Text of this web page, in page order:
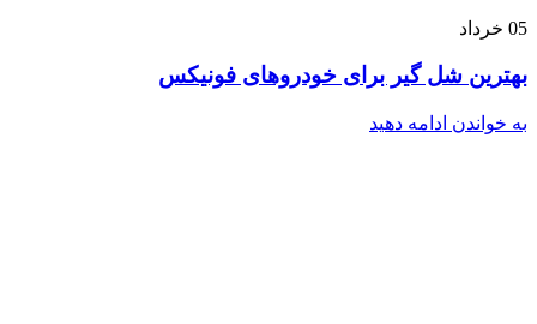
05 خرداد
بهترین شل گیر برای خودروهای فونیکس
به خواندن ادامه دهید